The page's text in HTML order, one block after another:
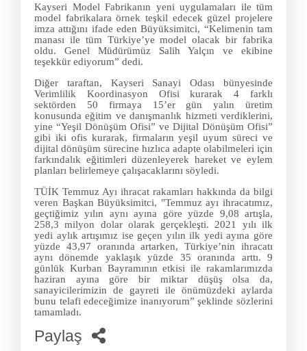
Kayseri Model Fabrikanın yeni uygulamaları ile tüm
model fabrikalara örnek teşkil edecek güzel projelere
imza attığını ifade eden Büyüksimitci, “Kelimenin tam
manası ile tüm Türkiye’ye model olacak bir fabrika
oldu. Genel Müdürümüz Salih Yalçın ve ekibine
teşekkür ediyorum” dedi.
Diğer taraftan, Kayseri Sanayi Odası bünyesinde
Verimlilik Koordinasyon Ofisi kurarak 4 farklı
sektörden 50 firmaya 15’er gün yalın üretim
konusunda eğitim ve danışmanlık hizmeti verdiklerini,
yine “Yeşil Dönüşüm Ofisi” ve Dijital Dönüşüm Ofisi”
gibi iki ofis kurarak, firmaların yeşil uyum süreci ve
dijital dönüşüm sürecine hızlıca adapte olabilmeleri için
farkındalık eğitimleri düzenleyerek hareket ve eylem
planları belirlemeye çalışacaklarını söyledi.
TÜİK Temmuz Ayı ihracat rakamları hakkında da bilgi
veren Başkan Büyüksimitci, "Temmuz ayı ihracatımız,
geçtiğimiz yılın aynı ayına göre yüzde 9,08 artışla,
258,3 milyon dolar olarak gerçekleşti. 2021 yılı ilk
yedi aylık artışımız ise geçen yılın ilk yedi ayına göre
yüzde 43,97 oranında artarken, Türkiye’nin ihracatı
aynı dönemde yaklaşık yüzde 35 oranında arttı. 9
günlük Kurban Bayramının etkisi ile rakamlarımızda
haziran ayına göre bir miktar düşüş olsa da,
sanayicilerimizin de gayreti ile önümüzdeki aylarda
bunu telafi edeceğimize inanıyorum” şeklinde sözlerini
tamamladı.
Paylaş